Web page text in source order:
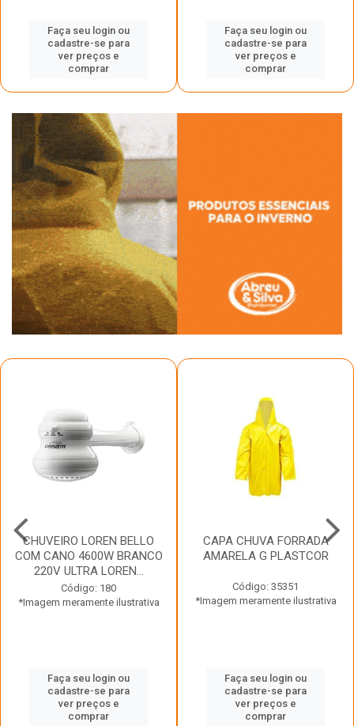
Faça seu login ou
cadastre-se para
ver preços e
comprar
Faça seu login ou
cadastre-se para
ver preços e
comprar
CHUVEIRO LOREN BELLO
COM CANO 4600W BRANCO
220V ULTRA LOREN...
Código: 180
*Imagem meramente ilustrativa
Faça seu login ou
cadastre-se para
ver preços e
comprar
CAPA CHUVA FORRADA
AMARELA G PLASTCOR
Código: 35351
*Imagem meramente ilustrativa
Faça seu login ou
cadastre-se para
ver preços e
comprar